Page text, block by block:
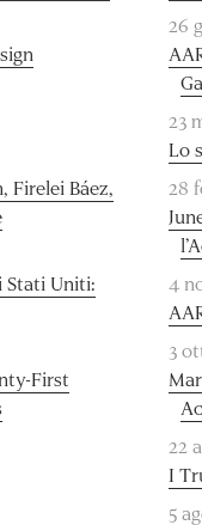
Firelei Báez,
Stati Uniti:
First
26
23
Lo
28
4
3
22
I
5